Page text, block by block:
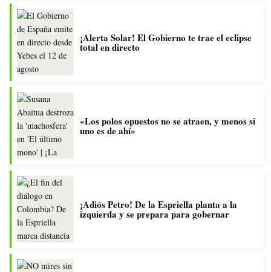
¡Alerta Solar! El Gobierno te trae el eclipse
total en directo
«Los polos opuestos no se atraen, y menos si
uno es de ahí»
¡Adiós Petro! De la Espriella planta a la
izquierda y se prepara para gobernar